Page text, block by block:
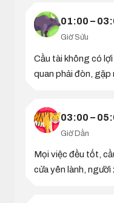
01:00 –
Giờ Sửu
Cầu tài không có
quan phải đòn, gặp
03:00 –
Giờ Dần
Mọi việc đều tốt,
cửa yên lành, người